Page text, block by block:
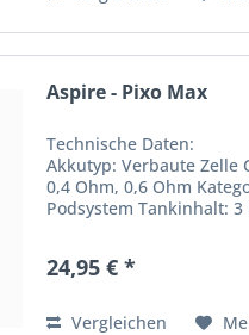
Aspire - Pixo Max
Technische Daten:
Akkutyp: Verbaute Zelle
0,4 Ohm, 0,6 Ohm
Podsystem Tankinhalt: 3
Dual Sieb Pod 0,4 Ohm
24,95 € *
Vergleichen